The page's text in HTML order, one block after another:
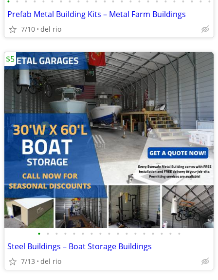
Prefab Metal Building Kits – Metal Farm Buildings
7/10 del rio
• • • • • • • • • • • • • • • • •
Steel Buildings – Boat Storage Buildings
7/13 del rio
$5